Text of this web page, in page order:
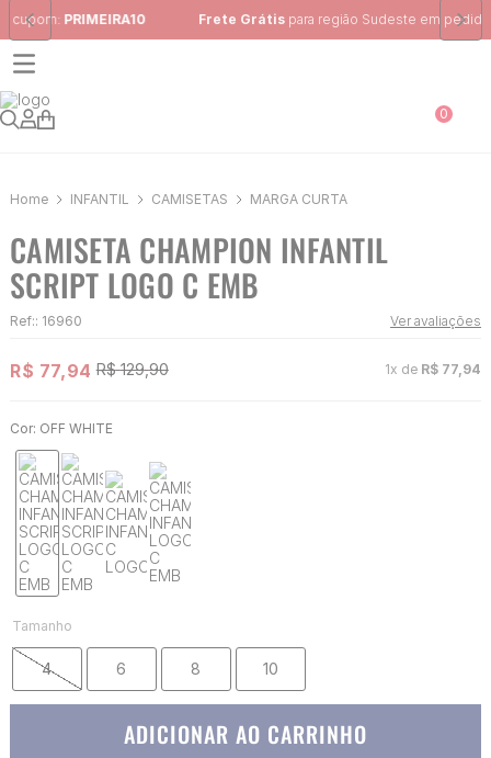
Frete Grátispara região Sudeste em pedidos acima de R$ 399,00
0
INFANTIL CAMISETAS MARGA CURTA
CAMISETA CHAMPION INFANTIL
SCRIPT LOGO C EMB
Ref:: 16960 Ver avaliações
R$ 77,94 R$ 129,90 1x de R$ 77 94
Cor: OFF WHITE
Tamanho
4 6 8 10
ADICIONAR AO CARRINHO